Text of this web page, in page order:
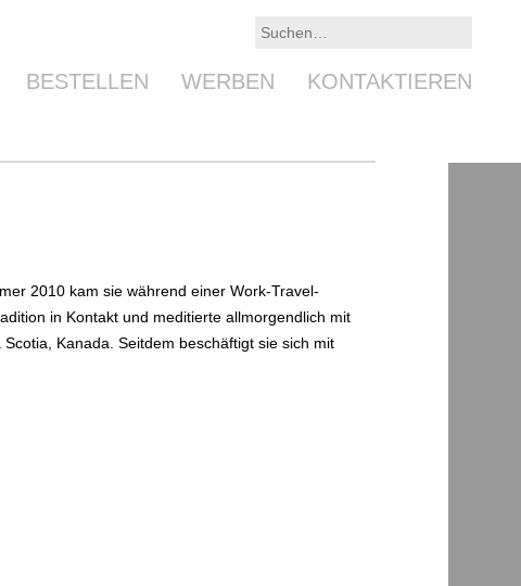
BESTELLEN WERBEN KONTAKTIEREN
2010 kam sie während einer Work-Travel-
in Kontakt und meditierte allmorgendlich mit
Kanada. Seitdem beschäftigt sie sich mit